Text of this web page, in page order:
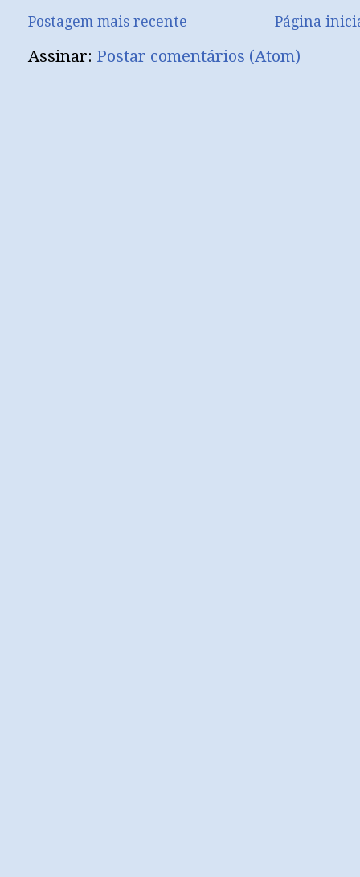
Postagem mais recente Página
Assinar: Postar comentários (Atom)